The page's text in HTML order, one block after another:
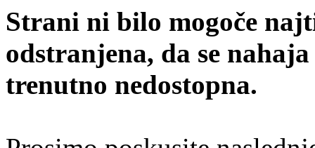
Strani ni bilo mogoče
odstranjena, da se
trenutno nedostopna.